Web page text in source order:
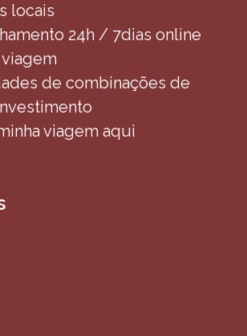
locais
24h / 7dias online
de combinações de
viagem aqui